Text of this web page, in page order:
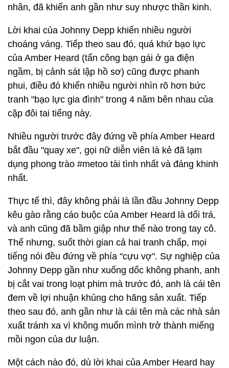
nhân, đã khiến anh gần như suy nhược thần kinh.
Lời khai của Johnny Depp khiến nhiều người
choáng váng. Tiếp theo sau đó, quá khứ bạo lực
của Amber Heard (tấn công bạn gái ở ga điện
ngầm, bị cảnh sát lập hồ sơ) cũng được phanh
phui, điều đó khiến nhiều người nhìn rõ hơn bức
tranh "bạo lực gia đình" trong 4 năm bên nhau của
cặp đôi tai tiếng này.
Nhiều người trước đây đứng về phía Amber Heard
bắt đầu "quay xe", gọi nữ diễn viên là kẻ đã lạm
dụng phong trào #metoo tài tình nhất và đáng khinh
nhất.
Thực tế thì, đây không phải là lần đầu Johnny Depp
kêu gào rằng cáo buộc của Amber Heard là dối trá,
và anh cũng đã bầm giập như thế nào trong tay cô.
Thế nhưng, suốt thời gian cả hai tranh chấp, mọi
tiếng nói đều đứng về phía "cựu vợ". Sự nghiệp của
Johnny Depp gần như xuống dốc không phanh, anh
bị cắt vai trong loạt phim mà trước đó, anh là cái tên
đem về lợi nhuận khủng cho hãng sản xuất. Tiếp
theo sau đó, anh gần như là cái tên mà các nhà sản
xuất tránh xa vì không muốn mình trở thành miếng
mồi ngon của dư luận.
Một cách nào đó, dù lời khai của Amber Heard hay